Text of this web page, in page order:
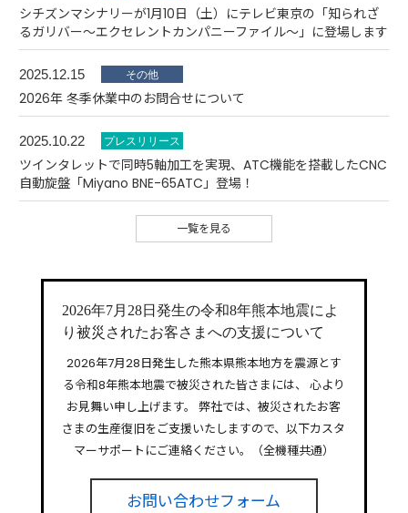
シチズンマシナリーが1月10日（土）にテレビ東京の「知られざ
るガリバー～エクセレントカンパニーファイル～」に登場します
2025.12.15
2026年 冬季休業中のお問合せについて
2025.10.22
ツインタレットで同時5軸加工を実現、ATC機能を搭載したCNC
自動旋盤「Miyano BNE-65ATC」登場！
一覧を見る
2026年7月28日発生の令和8年熊本地震によ
り被災されたお客さまへの支援について
2026年7月28日発生した熊本県熊本地方を震源とす
る令和8年熊本地震で被災された皆さまには、 心より
お見舞い申し上げます。
弊社では、被災されたお客
さまの生産復旧をご支援いたしますので、以下カスタ
マーサポートにご連絡ください。（全機種共通）
お問い合わせフォーム